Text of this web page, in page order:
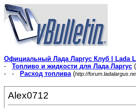
Официальный Лада Ларгус Клуб | Lada
- Топливо и жидкости для Лада Ларгус (
- -
Расход топлива(http://
Alex0712